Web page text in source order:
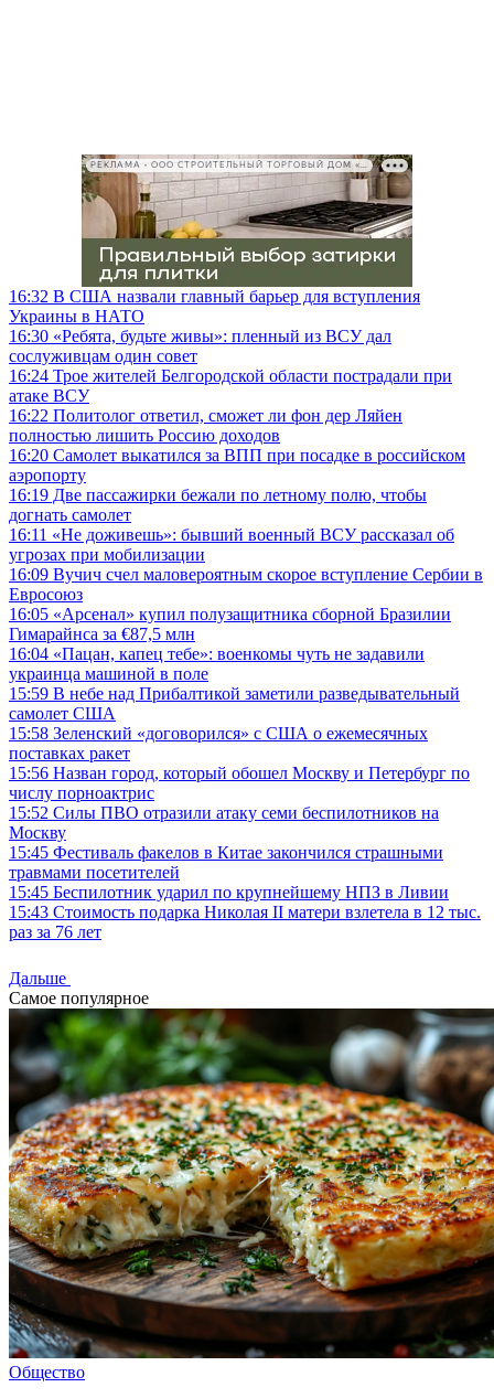
РЕКЛАМА • ООО СТРОИТЕЛЬНЫЙ ТОРГОВЫЙ ДОМ «ПЕТРОВИЧ», ИНН 7802348846
16:32 В США назвали главный барьер для вступления
Украины в НАТО
16:30 «Ребята, будьте живы»: пленный из ВСУ дал
сослуживцам один совет
16:24 Трое жителей Белгородской области пострадали при
атаке ВСУ
16:22 Политолог ответил, сможет ли фон дер Ляйен
полностью лишить Россию доходов
16:20 Самолет выкатился за ВПП при посадке в российском
аэропорту
16:19 Две пассажирки бежали по летному полю, чтобы
догнать самолет
16:11 «Не доживешь»: бывший военный ВСУ рассказал об
угрозах при мобилизации
16:09 Вучич счел маловероятным скорое вступление Сербии в
Евросоюз
16:05 «Арсенал» купил полузащитника сборной Бразилии
Гимарайнса за €87,5 млн
16:04 «Пацан, капец тебе»: военкомы чуть не задавили
украинца машиной в поле
15:59 В небе над Прибалтикой заметили разведывательный
самолет США
15:58 Зеленский «договорился» с США о ежемесячных
поставках ракет
15:56 Назван город, который обошел Москву и Петербург по
числу порноактрис
15:52 Силы ПВО отразили атаку семи беспилотников на
Москву
15:45 Фестиваль факелов в Китае закончился страшными
травмами посетителей
15:45 Беспилотник ударил по крупнейшему НПЗ в Ливии
15:43 Стоимость подарка Николая II матери взлетела в 12 тыс.
раз за 76 лет
Дальше
Самое популярное
Общество